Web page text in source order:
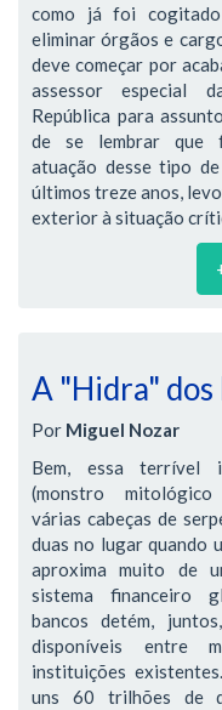
como já foi
eliminar órgãos e
deve começar por
assessor especial
República para
de se lembrar que
atuação desse tipo
últimos treze anos,
exterior à situação
A "Hidra" dos
Por Miguel Nozar
Bem, essa terrível
(monstro
várias cabeças de
duas no lugar quando
aproxima muito de
sistema financeiro
bancos detém,
disponíveis entre
instituições
uns 60 trilhões de